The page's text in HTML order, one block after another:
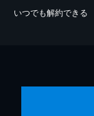
いつでも解約できる